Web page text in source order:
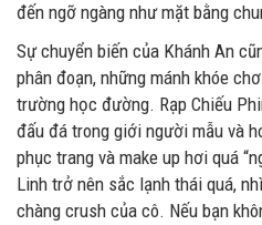
đến ngỡ ngàng như mặt bằng
Sự chuyển biến của Khánh An
phân đoạn, những mánh khóe
trường học đường. Rạp Chiếu
đấu đá trong giới người mẫu và
phục trang và make up hơi quá
Linh trở nên sắc lạnh thái quá,
chàng crush của cô. Nếu bạn